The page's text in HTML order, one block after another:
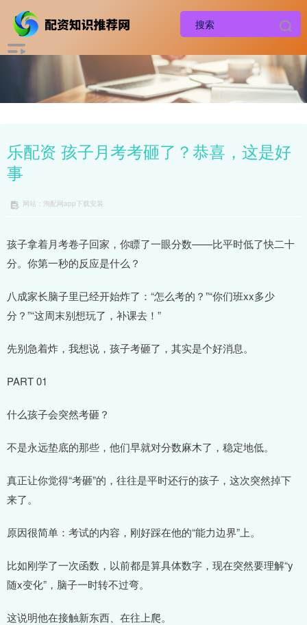
乐配资 孩子月考考砸了？恭喜，这是好
事
网站：淘配网app下载安装
孩子拿着月考卷子回家，你瞟了一眼分数——比平时低了快二十
分。你第一秒的反应是什么？
八成家长脑子里已经开始炸了：“怎么考的？”“你们班xx多少
分？”“这周末别想玩了，补课去！”
先别急着炸，我想说，孩子考砸了，其实是个好消息。
PART 01
什么孩子会突然考砸？
不是永远垫底的那些，他们早就对分数麻木了，稳定地低。
真正让你觉得“考砸”的，往往是平时还行的孩子，这次突然掉下
来了。
原因很简单：考试的内容，刚好踩在他的“能力边界”上。
比如刚学了一次函数，以前都是算具体数字，现在突然要理解“y
随x变化”，脑子一时转不过弯。
这说明他在接触新东西、在往上爬。